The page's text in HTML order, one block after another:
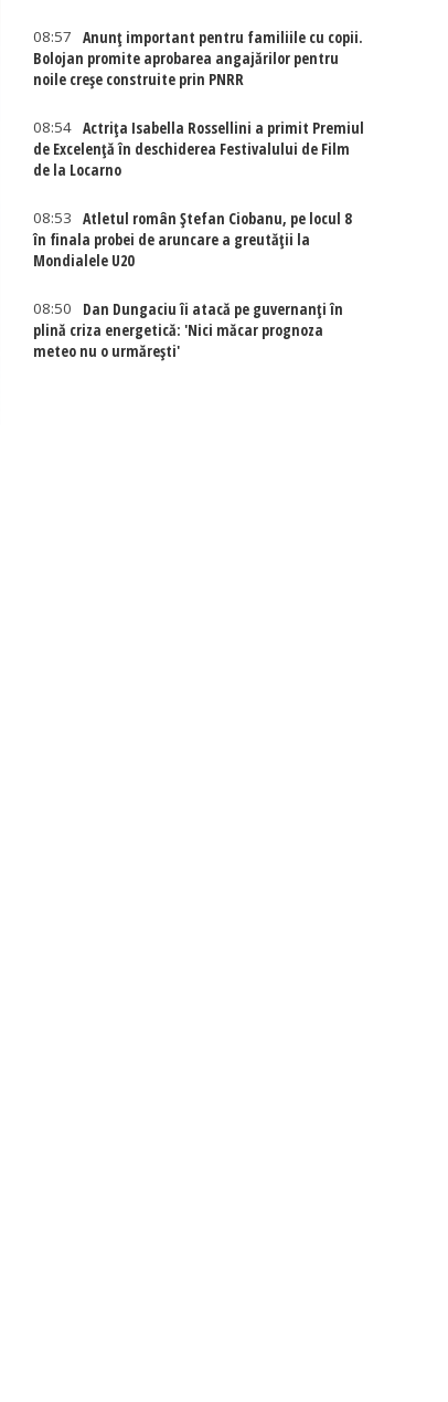
08:57
Anunț important pentru familiile cu copii.
Bolojan promite aprobarea angajărilor pentru
noile creșe construite prin PNRR
08:54 Actriţa Isabella Rossellini a primit Premiul
de Excelenţă în deschiderea Festivalului de Film
de la Locarno
08:53
Atletul român Ștefan Ciobanu, pe locul 8
în finala probei de aruncare a greutății la
Mondialele U20
08:50
Dan Dungaciu îi atacă pe guvernanți în
plină criza energetică: 'Nici măcar prognoza
meteo nu o urmărești'